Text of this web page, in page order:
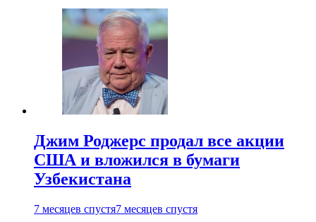
Джим Роджерс продал все акции
США и вложился в бумаги
Узбекистана
7 месяцев спустя7 месяцев спустя